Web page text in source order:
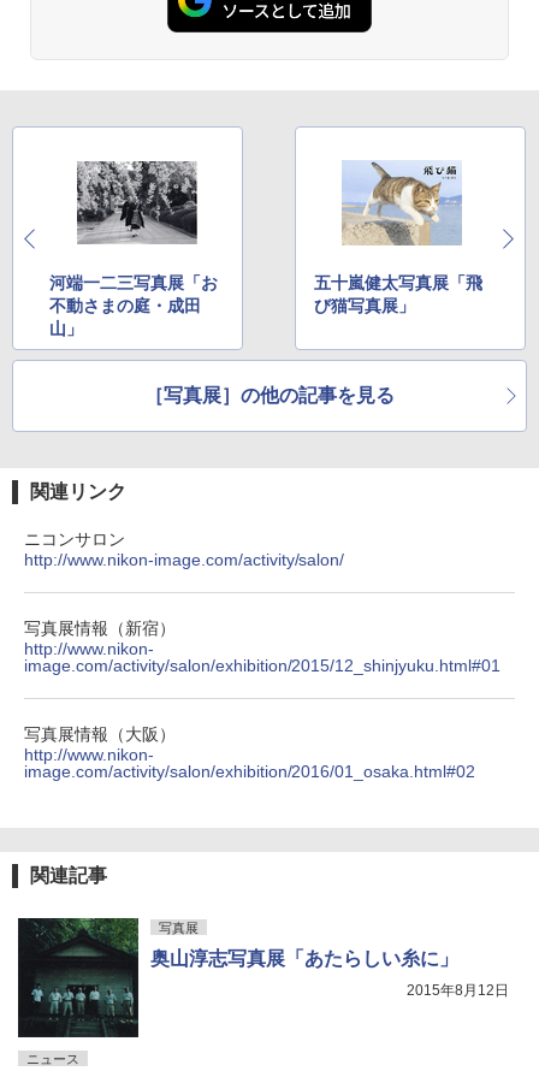
河端一二三写真展「お
不動さまの庭・成田
山」
五十嵐健太写真展「飛
び猫写真展」
［写真展］の他の記事を見る
関連リンク
ニコンサロン
http://www.nikon-image.com/activity/salon/
写真展情報（新宿）
http://www.nikon-
image.com/activity/salon/exhibition/2015/12_shinjyuku.html#01
写真展情報（大阪）
http://www.nikon-
image.com/activity/salon/exhibition/2016/01_osaka.html#02
関連記事
写真展
奥山淳志写真展「あたらしい糸に」
2015年8月12日
ニュース